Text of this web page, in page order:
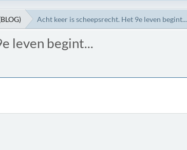
Acht keer is scheepsrecht. Het 9e leven begint...
leven begint...